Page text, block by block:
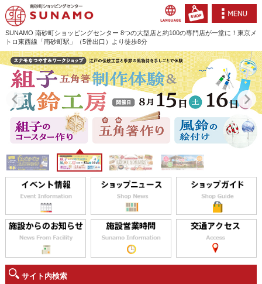
SUNAMO 南砂町ショッピングセンター 8つの大型店と約100の専門店が一堂に！東京メ
トロ東西線「南砂町駅」（5番出口）より徒歩8分
サイト内検索